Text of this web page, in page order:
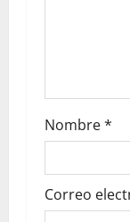
Nombre*
Correo